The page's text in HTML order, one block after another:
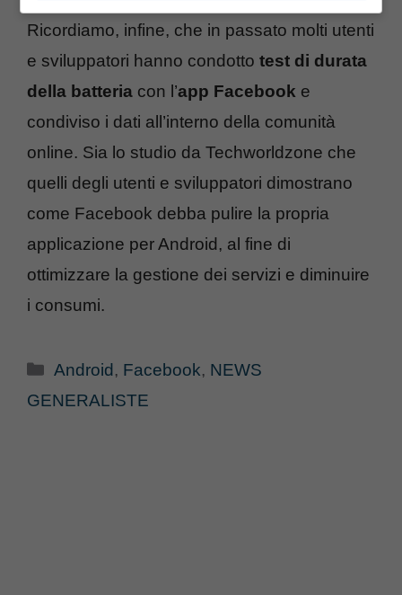
Ricordiamo, infine, che in passato molti utenti
e sviluppatori hanno condotto test di durata
della batteria con l’app Facebook e
condiviso i dati all’interno della comunità
online. Sia lo studio da Techworldzone che
quelli degli utenti e sviluppatori dimostrano
come Facebook debba pulire la propria
applicazione per Android, al fine di
ottimizzare la gestione dei servizi e diminuire
i consumi.
Categorie
Android, Facebook, NEWS
GENERALISTE